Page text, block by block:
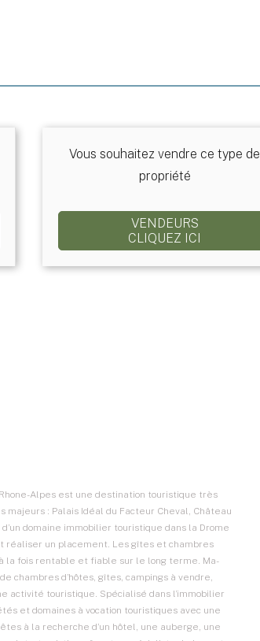
Vous souhaitez vendre ce type de
propriété
VENDEURS
CLIQUEZ ICI
Alpes est une destination touristique très
: Palais Idéal du Facteur Cheval, Château
domaine immobilier touristique dans la Drome
réaliser un placement. Les gîtes et chambres
la fois rentable et fiable sur le long terme. Ma-
chambres d’hôtes, gîtes, campings à vendre,
activité touristique. Spécialisé dans l’immobilier
et domaines à vocation touristiques avec une
à la recherche d’un hôtel, une auberge, une